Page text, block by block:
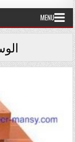
MENU